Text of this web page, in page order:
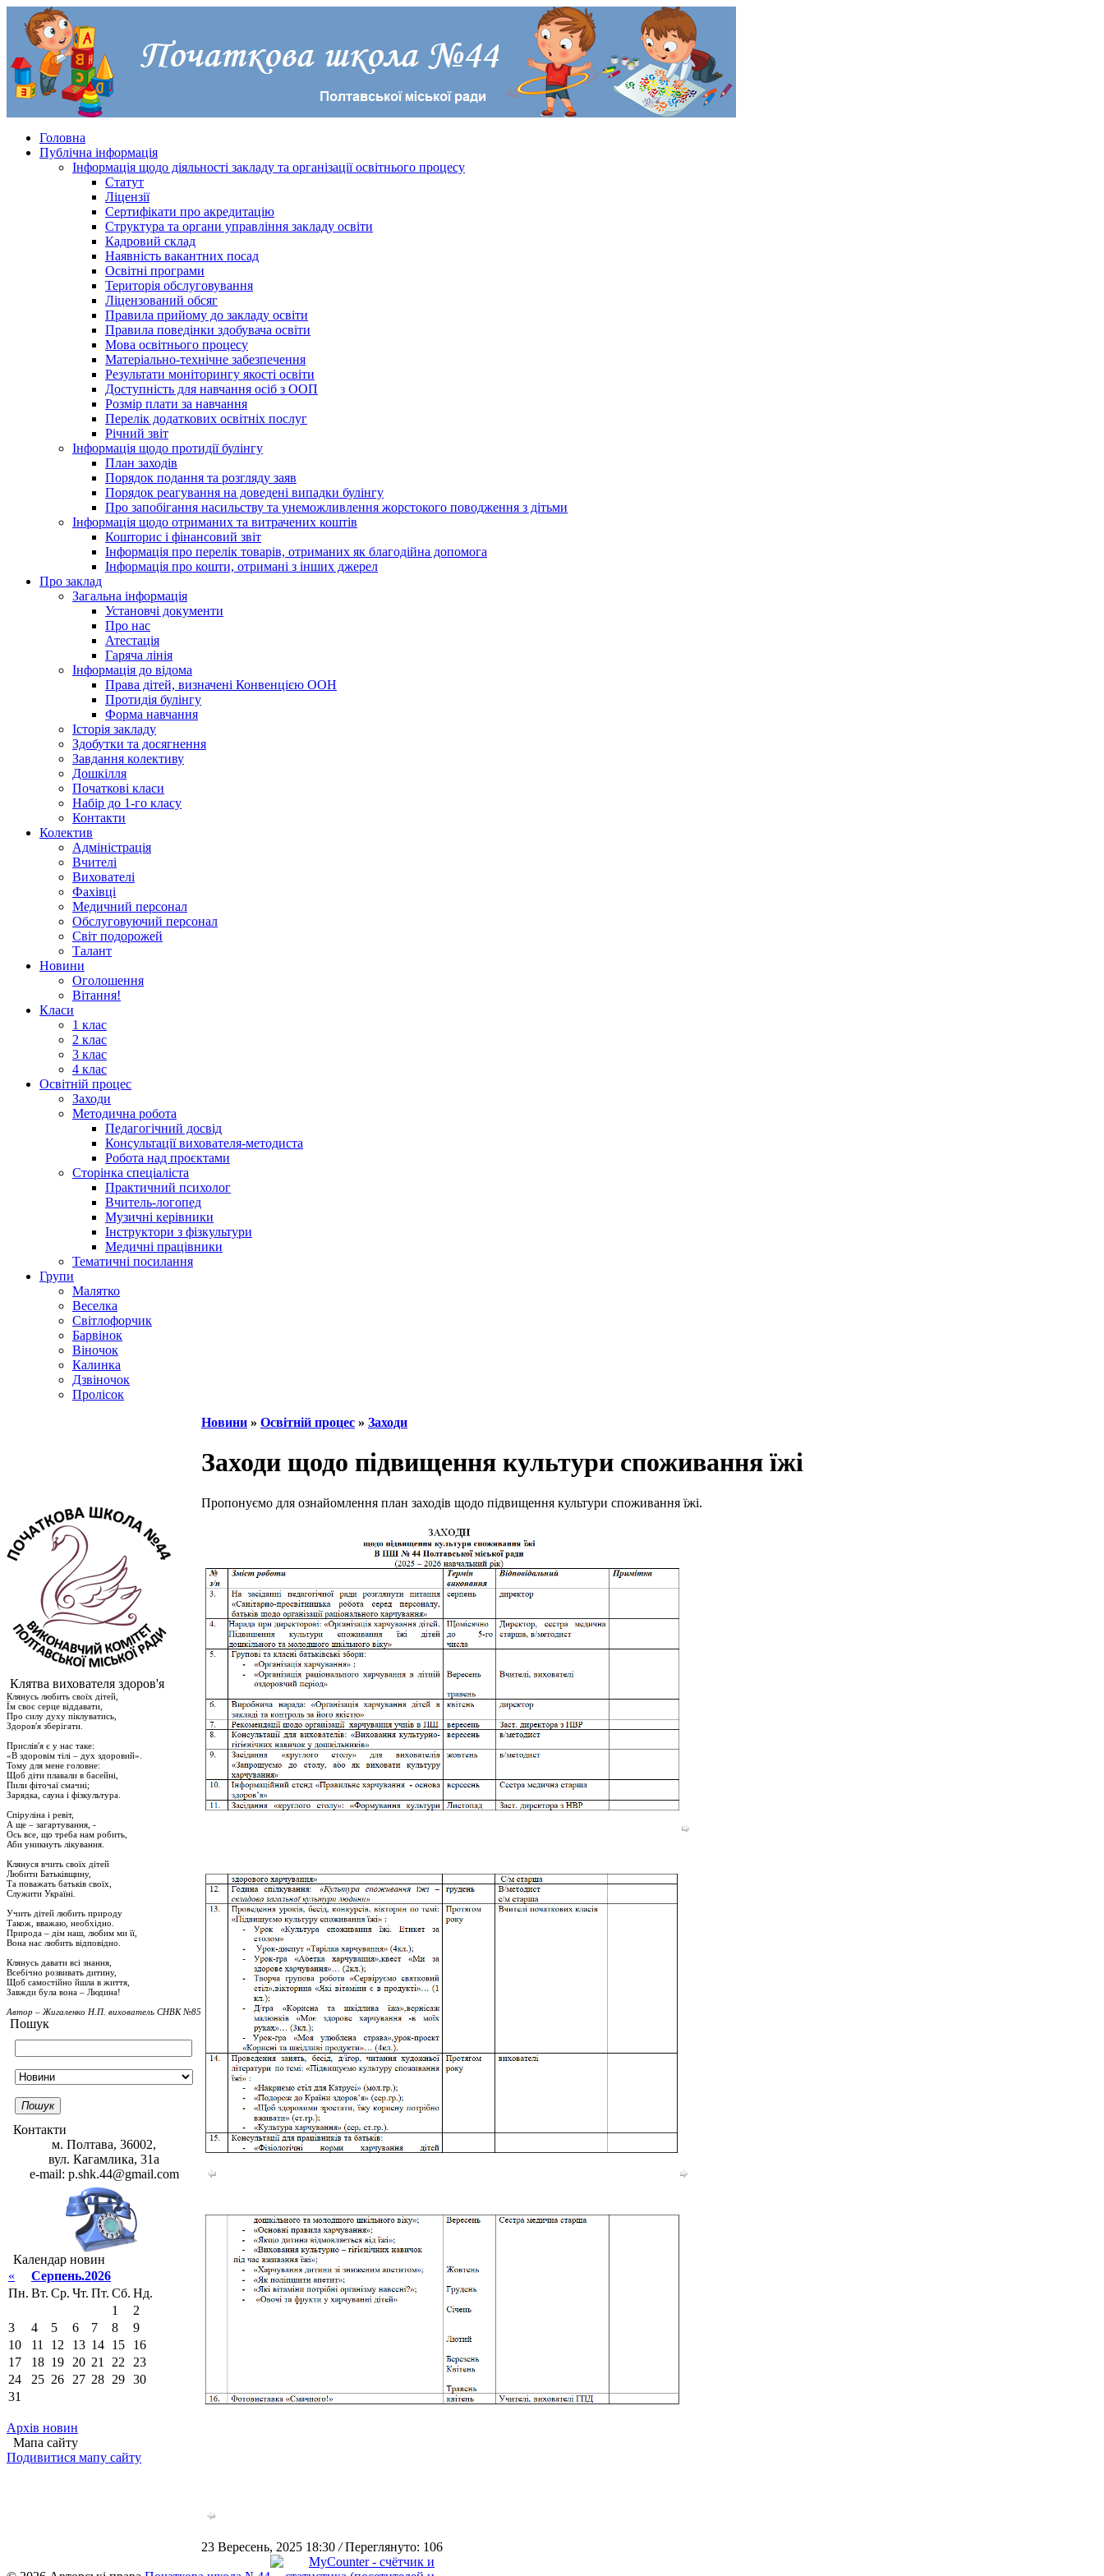
Головна
Публічна інформація
Інформація щодо діяльності закладу та організації освітнього процесу
Статут
Ліцензії
Сертифікати про акредитацію
Структура та органи управління закладу освіти
Кадровий склад
Наявність вакантних посад
Освітні програми
Територія обслуговування
Ліцензований обсяг
Правила прийому до закладу освіти
Правила поведінки здобувача освіти
Мова освітнього процесу
Матеріально-технічне забезпечення
Результати моніторингу якості освіти
Доступність для навчання осіб з ООП
Розмір плати за навчання
Перелік додаткових освітніх послуг
Річний звіт
Інформація щодо протидії булінгу
План заходів
Порядок подання та розгляду заяв
Порядок реагування на доведені випадки булінгу
Про запобігання насильству та унеможливлення жорстокого поводження з дітьми
Інформація щодо отриманих та витрачених коштів
Кошторис і фінансовий звіт
Інформація про перелік товарів, отриманих як благодійна допомога
Інформація про кошти, отримані з інших джерел
Про заклад
Загальна інформація
Установчі документи
Про нас
Атестація
Гаряча лінія
Інформація до відома
Права дітей, визначені Конвенцією ООН
Протидія булінгу
Форма навчання
Історія закладу
Здобутки та досягнення
Завдання колективу
Дошкілля
Початкові класи
Набір до 1-го класу
Контакти
Колектив
Адміністрація
Вчителі
Вихователі
Фахівці
Медичний персонал
Обслуговуючий персонал
Світ подорожей
Талант
Новини
Оголошення
Вітання!
Класи
1 клас
2 клас
3 клас
4 клас
Освітній процес
Заходи
Методична робота
Педагогічний досвід
Консультації вихователя-методиста
Робота над проєктами
Сторінка спеціаліста
Практичний психолог
Вчитель-логопед
Музичні керівники
Інструктори з фізкультури
Медичні працівники
Тематичні посилання
Групи
Малятко
Веселка
Світлофорчик
Барвінок
Віночок
Калинка
Дзвіночок
Пролісок
Клятва вихователя здоров'я
Клянусь любить своїх дітей,
Їм своє серце віддавати,
Про силу духу піклуватись,
Здоров′я зберігати.
Прислів′я є у нас таке:
«В здоровім тілі – дух здоровий».
Тому для мене головне:
Щоб діти плавали в басейні,
Пили фіточаї смачні;
Зарядка, сауна і фізкультура.
Спіруліна і ревіт,
А ще – загартування, -
Ось все, що треба нам робить,
Аби уникнуть лікування.
Клянуся вчить своїх дітей
Любити Батьківщину,
Та поважать батьків своїх,
Служити Україні.
Учить дітей любить природу
Також, вважаю, необхідно.
Природа – дім наш, любим ми її,
Вона нас любить відповідно.
Клянусь давати всі знання,
Всебічно розвивать дитину,
Щоб самостійно йшла в життя,
Завжди була вона – Людина!
Автор – Жигаленко Н.П. вихователь СНВК №85
Пошук
Пошук
Контакти
м. Полтава, 36002,
вул. Кагамлика, 31а
e-mail: p.shk.44@gmail.com
Календар новин
«
Серпень.2026
Пн. Вт. Ср. Чт. Пт. Сб. Нд.
1
2
3
4 5 6 7 8
9
10
11 12 13 14 15
16
17
18 19 20 21 22
23
24
25 26 27 28 29 30
31
Архів новин
Мапа сайту
Подивитися мапу сайту
Новини » Освітній процес » Заходи
Заходи щодо підвищення культури споживання їжі
Пропонуємо для ознайомлення план заходів щодо підвищення культури споживання їжі.
23 Вересень, 2025 18:30 /Переглянуто: 106